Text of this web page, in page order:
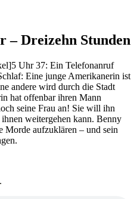
– Dreizehn Stunden
Uhr 37: Ein Telefonanruf
Eine junge Amerikanerin ist
andere wird durch die Stadt
hat offenbar ihren Mann
seine Frau an! Sie will ihn
weitergehen kann. Benny
Morde aufzuklären – und sein
.